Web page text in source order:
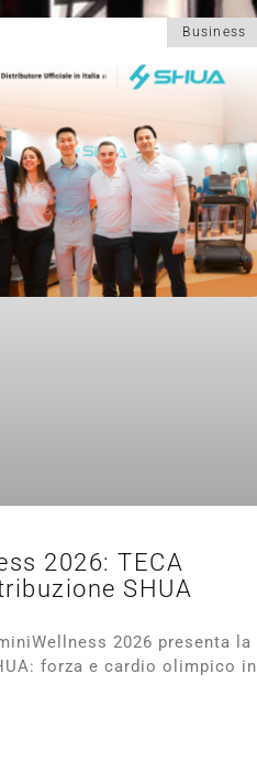
Business
2026: TECA
SHUA
2026 presenta la
forza e cardio olimpico in